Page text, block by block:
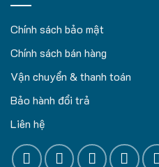
Chính sách bảo mật
Chính sách bán hàng
Vận chuyển & thanh toán
Bảo hành đổi trả
Liên hệ